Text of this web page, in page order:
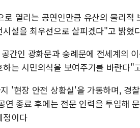
열리는 공연인만큼 유산의 물리적
설을 최우선으로 살피겠다"고 밝혔
간인 광화문과 숭례문에 전세계의
는 시민의식을 보여주기를 바란다"
'현장 안전 상황실'을 가동하며, 경
연 종료 후에는 전문 인력을 투입해
정이다